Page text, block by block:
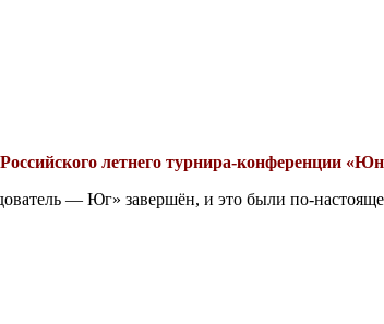
Российского летнего турнира-конференции
— Юг» завершён, и это были по-